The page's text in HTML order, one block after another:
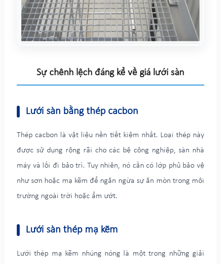
Sự chênh lệch đáng kể về giá lưới sàn
Lưới sàn bằng thép cacbon
Thép cacbon là vật liệu nền tiết kiệm nhất. Loại thép này
được sử dụng rộng rãi cho các bệ công nghiệp, sàn nhà
máy và lối đi bảo trì. Tuy nhiên, nó cần có lớp phủ bảo vệ
như sơn hoặc mạ kẽm để ngăn ngừa sự ăn mòn trong môi
trường ngoài trời hoặc ẩm ướt.
Lưới sàn thép mạ kẽm
Lưới thép mạ kẽm nhúng nóng là một trong những giải